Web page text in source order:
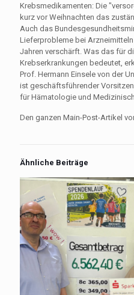
Krebsmedikamenten: Die
kurz vor Weihnachten das
Auch das
Lieferprobleme bei
Jahren verschärft. Was das für
Krebserkrankungen bedeutet,
Prof. Hermann Einsele von der
ist geschäftsführender
für Hämatologie und
Den ganzen Main-Post-Artikel
Ähnliche Beiträge